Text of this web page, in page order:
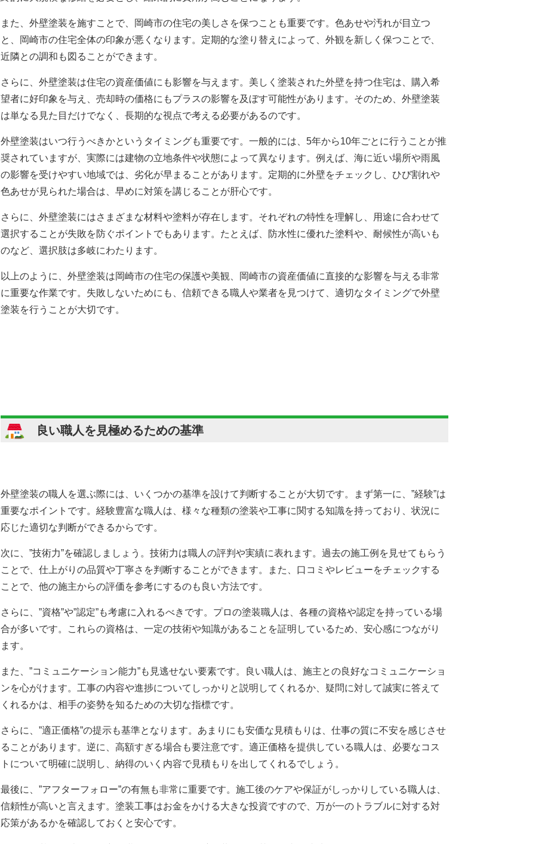
また、外壁塗装を施すことで、岡崎市の住宅の美しさを保つことも重要です。色あせや汚れが目立つ
と、岡崎市の住宅全体の印象が悪くなります。定期的な塗り替えによって、外観を新しく保つことで、
近隣との調和も図ることができます。
さらに、外壁塗装は住宅の資産価値にも影響を与えます。美しく塗装された外壁を持つ住宅は、購入希
望者に好印象を与え、売却時の価格にもプラスの影響を及ぼす可能性があります。そのため、外壁塗装
は単なる見た目だけでなく、長期的な視点で考える必要があるのです。
外壁塗装はいつ行うべきかというタイミングも重要です。一般的には、5年から10年ごとに行うことが推
奨されていますが、実際には建物の立地条件や状態によって異なります。例えば、海に近い場所や雨風
の影響を受けやすい地域では、劣化が早まることがあります。定期的に外壁をチェックし、ひび割れや
色あせが見られた場合は、早めに対策を講じることが肝心です。
さらに、外壁塗装にはさまざまな材料や塗料が存在します。それぞれの特性を理解し、用途に合わせて
選択することが失敗を防ぐポイントでもあります。たとえば、防水性に優れた塗料や、耐候性が高いも
のなど、選択肢は多岐にわたります。
以上のように、外壁塗装は岡崎市の住宅の保護や美観、岡崎市の資産価値に直接的な影響を与える非常
に重要な作業です。失敗しないためにも、信頼できる職人や業者を見つけて、適切なタイミングで外壁
塗装を行うことが大切です。
良い職人を見極めるための基準
外壁塗装の職人を選ぶ際には、いくつかの基準を設けて判断することが大切です。まず第一に、”経験”は
重要なポイントです。経験豊富な職人は、様々な種類の塗装や工事に関する知識を持っており、状況に
応じた適切な判断ができるからです。
次に、”技術力”を確認しましょう。技術力は職人の評判や実績に表れます。過去の施工例を見せてもらう
ことで、仕上がりの品質や丁寧さを判断することができます。また、口コミやレビューをチェックする
ことで、他の施主からの評価を参考にするのも良い方法です。
さらに、”資格”や”認定”も考慮に入れるべきです。プロの塗装職人は、各種の資格や認定を持っている場
合が多いです。これらの資格は、一定の技術や知識があることを証明しているため、安心感につながり
ます。
また、”コミュニケーション能力”も見逃せない要素です。良い職人は、施主との良好なコミュニケーショ
ンを心がけます。工事の内容や進捗についてしっかりと説明してくれるか、疑問に対して誠実に答えて
くれるかは、相手の姿勢を知るための大切な指標です。
さらに、”適正価格”の提示も基準となります。あまりにも安価な見積もりは、仕事の質に不安を感じさせ
ることがあります。逆に、高額すぎる場合も要注意です。適正価格を提供している職人は、必要なコス
トについて明確に説明し、納得のいく内容で見積もりを出してくれるでしょう。
最後に、”アフターフォロー”の有無も非常に重要です。施工後のケアや保証がしっかりしている職人は、
信頼性が高いと言えます。塗装工事はお金をかける大きな投資ですので、万が一のトラブルに対する対
応策があるかを確認しておくと安心です。